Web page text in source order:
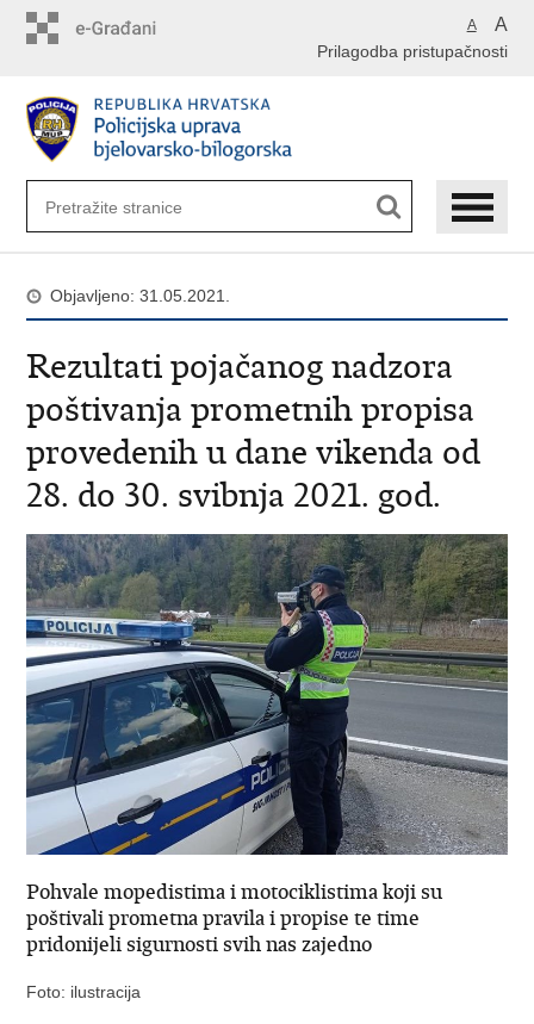
A A
Prilagodba pristupačnosti
Objavljeno: 31.05.2021.
Rezultati pojačanog nadzora
poštivanja prometnih propisa
provedenih u dane vikenda od
28. do 30. svibnja 2021. god.
Pohvale mopedistima i motociklistima koji su
poštivali prometna pravila i propise te time
pridonijeli sigurnosti svih nas zajedno
Foto: ilustracija